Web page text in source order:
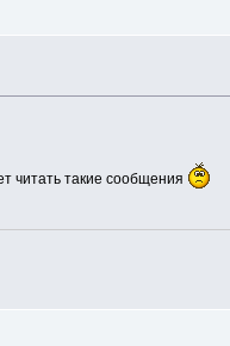
читать такие сообщения